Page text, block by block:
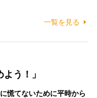
一覧を見る
う！」
慌てないために平時から